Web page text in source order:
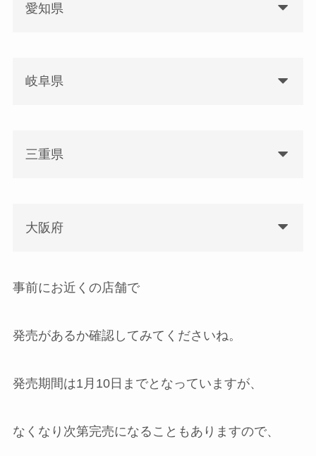
愛知県
岐阜県
三重県
大阪府
事前にお近くの店舗で
発売があるか確認してみてくださいね。
発売期間は1月10日までとなっていますが、
なくなり次第完売になることもありますので、